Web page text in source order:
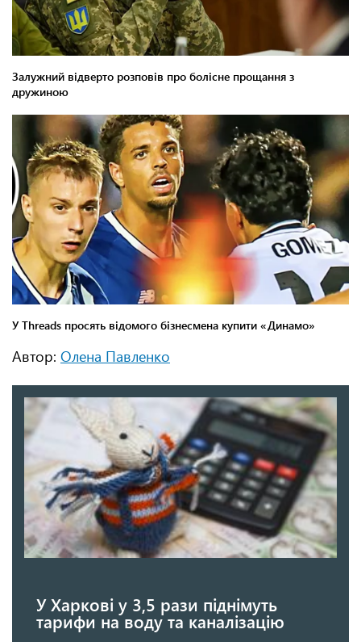
Автор: Олена Павленко
У Харкові у 3,5 рази піднімуть
тарифи на воду та каналізацію